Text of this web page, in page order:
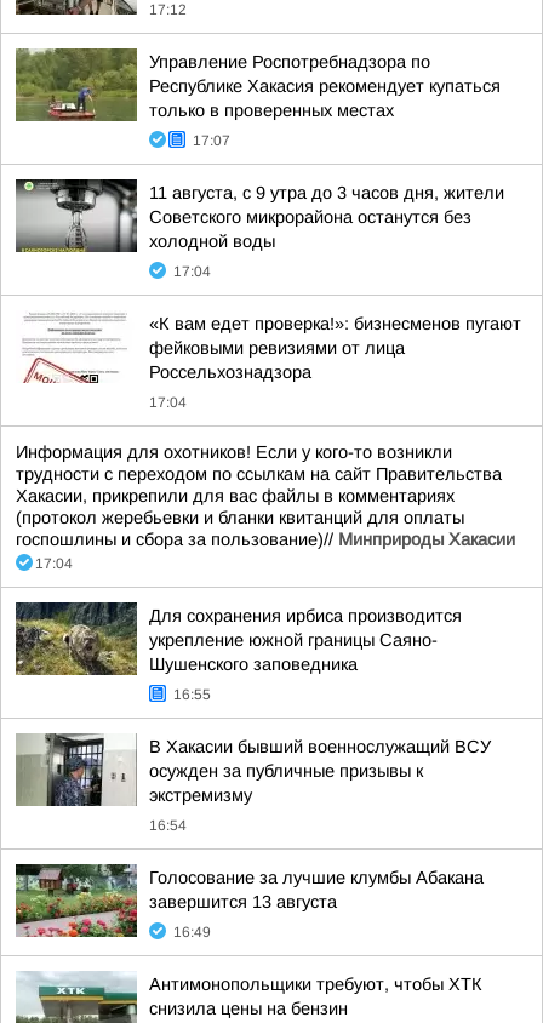
17:12
Управление Роспотребнадзора по
Республике Хакасия рекомендует купаться
только в проверенных местах
17:07
11 августа, с 9 утра до 3 часов дня, жители
Советского микрорайона останутся без
холодной воды
17:04
«К вам едет проверка!»: бизнесменов пугают
фейковыми ревизиями от лица
Россельхознадзора
17:04
Информация для охотников! Если у кого-то возникли
трудности с переходом по ссылкам на сайт Правительства
Хакасии, прикрепили для вас файлы в комментариях
(протокол жеребьевки и бланки квитанций для оплаты
госпошлины и сбора за пользование)// Минприроды Хакасии
17:04
Для сохранения ирбиса производится
укрепление южной границы Саяно-
Шушенского заповедника
16:55
В Хакасии бывший военнослужащий ВСУ
осужден за публичные призывы к
экстремизму
16:54
Голосование за лучшие клумбы Абакана
завершится 13 августа
16:49
Антимонопольщики требуют, чтобы ХТК
снизила цены на бензин